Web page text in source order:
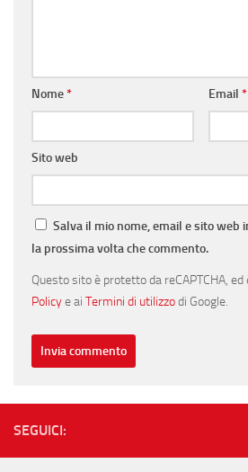
Nome* Email *
Sito web
Salva il mio nome, email e sito web
la prossima volta che commento.
Questo sito è protetto da reCAPTCHA,
Policye ai Termini di utilizzodi Google.
SEGUICI: